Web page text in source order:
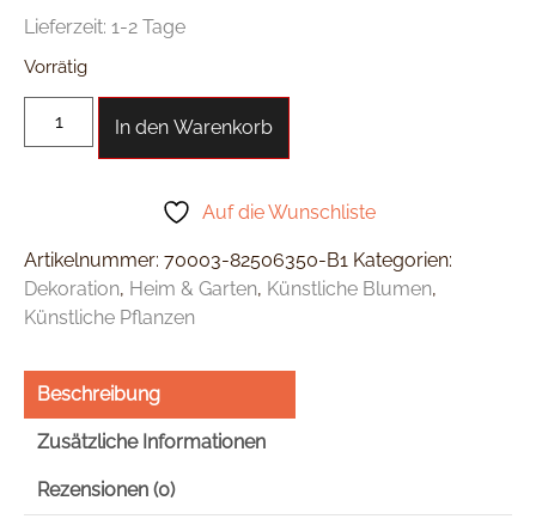
Lieferzeit: 1-2 Tage
Vorrätig
In den Warenkorb
Auf die Wunschliste
Artikelnummer: 70003-82506350-B1 Kategorien:
Dekoration, Heim & Garten, Künstliche Blumen,
Künstliche Pflanzen
Beschreibung
Zusätzliche Informationen
Rezensionen (0)